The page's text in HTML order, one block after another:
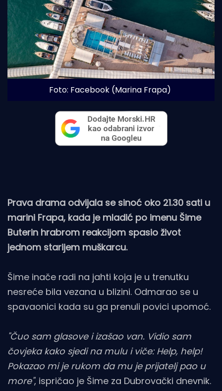
Foto: Facebook (Marina Frapa)
Prava drama odvijala se sinoć oko 21.30 sati u
marini Frapa, kada je mladić po imenu Šime
Buterin hrabrom reakcijom spasio život
jednom starijem muškarcu.
Šime inače radi na jahti koja je u trenutku
nesreće bila vezana u blizini. Odmarao se u
spavaonici kada su ga prenuli povici upomoć.
"Čuo sam glasove i izašao van. Vidio sam
čovjeka kako sjedi na mulu i viče: Help, help!
Pokazao mi je rukom da mu je prijatelj pao u
more", ispričao je Šime za Dubrovački dnevnik.